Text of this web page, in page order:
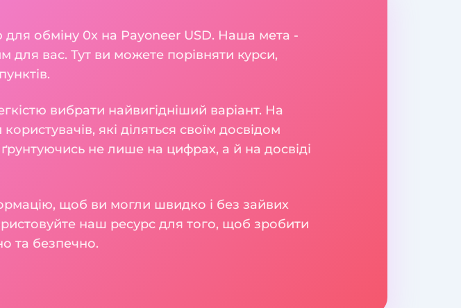
для обміну 0x на Payoneer USD. Наша мета -
для вас. Тут ви можете порівняти курси,
вибрати найвигідніший варіант. На
які діляться своїм досвідом
не лише на цифрах, а й на досвіді
щоб ви могли швидко і без зайвих
наш ресурс для того, щоб зробити
та безпечно.